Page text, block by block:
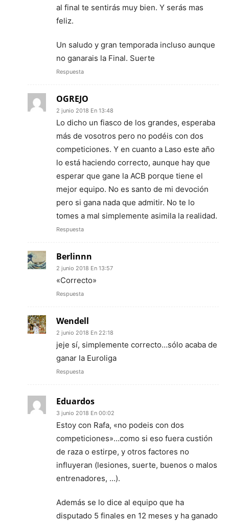
al final te sentirás muy bien. Y serás mas
feliz.
Un saludo y gran temporada incluso aunque
no ganarais la Final. Suerte
Respuesta
OGREJO
2 junio 2018 En 13:48
Lo dicho un fiasco de los grandes, esperaba
más de vosotros pero no podéis con dos
competiciones. Y en cuanto a Laso este año
lo está haciendo correcto, aunque hay que
esperar que gane la ACB porque tiene el
mejor equipo. No es santo de mi devoción
pero si gana nada que admitir. No te lo
tomes a mal simplemente asimila la realidad.
Respuesta
Berlinnn
2 junio 2018 En 13:57
«Correcto»
Respuesta
Wendell
2 junio 2018 En 22:18
jeje sí, simplemente correcto…sólo acaba de
ganar la Euroliga
Respuesta
Eduardos
3 junio 2018 En 00:02
Estoy con Rafa, «no podeis con dos
competiciones»…como si eso fuera custión
de raza o estirpe, y otros factores no
influyeran (lesiones, suerte, buenos o malos
entrenadores, …).
Además se lo dice al equipo que ha
disputado 5 finales en 12 meses y ha ganado